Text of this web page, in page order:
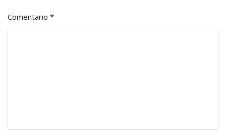
Comentario *